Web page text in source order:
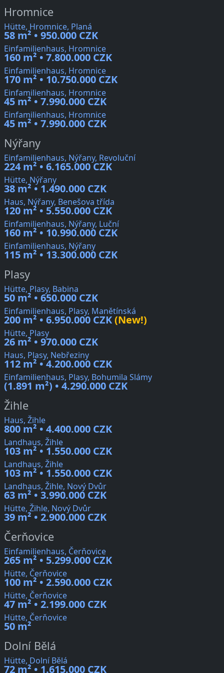
Hromnice
Hütte, Hromnice, Planá
58 m² • 950.000 CZK
Einfamilienhaus, Hromnice
160 m² • 7.800.000 CZK
Einfamilienhaus, Hromnice
170 m² • 10.750.000 CZK
Einfamilienhaus, Hromnice
45 m² • 7.990.000 CZK
Einfamilienhaus, Hromnice
45 m² • 7.990.000 CZK
Nýřany
Einfamilienhaus, Nýřany, Revoluční
224 m² • 6.165.000 CZK
Hütte, Nýřany
38 m² • 1.490.000 CZK
Haus, Nýřany, Benešova třída
120 m² • 5.550.000 CZK
Einfamilienhaus, Nýřany, Luční
160 m² • 10.990.000 CZK
Einfamilienhaus, Nýřany
115 m² • 13.300.000 CZK
Plasy
Hütte, Plasy, Babina
50 m² • 650.000 CZK
Einfamilienhaus, Plasy, Manětínská
200 m² • 6.950.000 CZK(New!)
Hütte, Plasy
26 m² • 970.000 CZK
Haus, Plasy, Nebřeziny
112 m² • 4.200.000 CZK
Einfamilienhaus, Plasy, Bohumila Slámy
(1.891 m²) • 4.290.000 CZK
Žihle
Haus, Žihle
800 m² • 4.400.000 CZK
Landhaus, Žihle
103 m² • 1.550.000 CZK
Landhaus, Žihle
103 m² • 1.550.000 CZK
Landhaus, Žihle, Nový Dvůr
63 m² • 3.990.000 CZK
Hütte, Žihle, Nový Dvůr
39 m² • 2.900.000 CZK
Čerňovice
Einfamilienhaus, Čerňovice
265 m² • 5.299.000 CZK
Hütte, Čerňovice
100 m² • 2.590.000 CZK
Hütte, Čerňovice
47 m² • 2.199.000 CZK
Hütte, Čerňovice
50 m²
Dolní Bělá
Hütte, Dolní Bělá
72 m² • 1.615.000 CZK